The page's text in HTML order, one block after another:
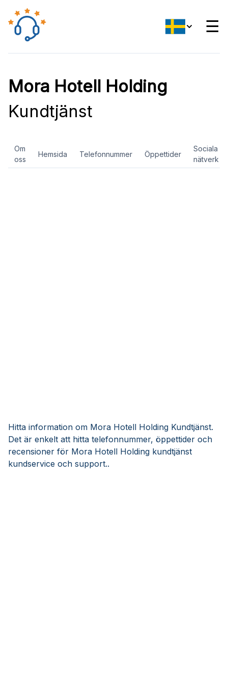
☰
Mora Hotell Holding
Kundtjänst
Om
oss
Hemsida Telefonnummer Öppettider
Sociala
nätverk
Hitta information om Mora Hotell Holding Kundtjänst.
Det är enkelt att hitta telefonnummer, öppettider och
recensioner för Mora Hotell Holding kundtjänst
kundservice och support..